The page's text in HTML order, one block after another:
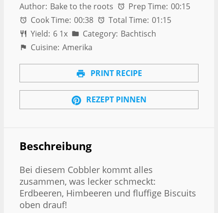
Author: Bake to the roots Prep Time: 00:15
Cook Time: 00:38 Total Time: 01:15
Yield: 6 1x Category: Bachtisch
Cuisine: Amerika
PRINT RECIPE
REZEPT PINNEN
Beschreibung
Bei diesem Cobbler kommt alles
zusammen, was lecker schmeckt:
Erdbeeren, Himbeeren und fluffige Biscuits
oben drauf!